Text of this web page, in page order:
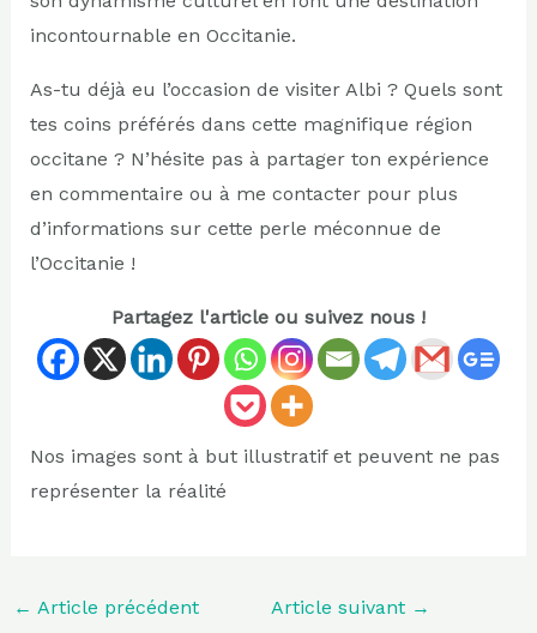
incontournable en Occitanie.
As-tu déjà eu l’occasion de visiter Albi ? Quels sont
tes coins préférés dans cette magnifique région
occitane ? N’hésite pas à partager ton expérience
en commentaire ou à me contacter pour plus
d’informations sur cette perle méconnue de
l’Occitanie !
Partagez l'article ou suivez nous !
Nos images sont à but illustratif et peuvent ne pas
représenter la réalité
← Article précédent Article suivant →